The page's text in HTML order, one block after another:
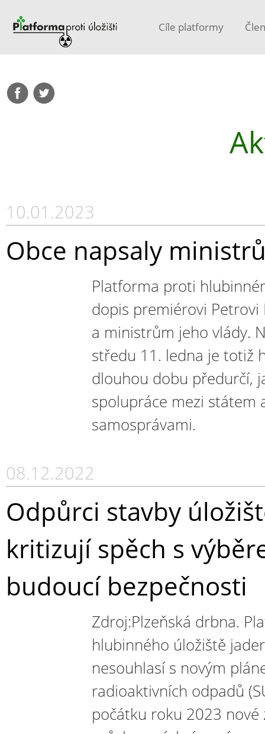
Cíle platformy
10.01.2023
Obce napsaly
Platforma proti
dopis premiérovi
a ministrům jeho vlády.
středu 11. ledna je totiž
dlouhou dobu předurčí,
spolupráce mezi státem
samosprávami.
08.12.2022
Odpůrci stavby
kritizují spěch s
budoucí bezpečnosti
Zdroj:Plzeňská drbna.
hlubinného úložiště
nesouhlasí s novým
radioaktivních odpadů
počátku roku 2023